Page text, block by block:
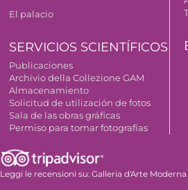
El palacio
SERVICIOS SCIENTÍFICOS
Publicaciones
Archivio della Collezione GAM
Almacenamiento
Solicitud de utilización de fotos
Sala de las obras gráficas
Permiso para tomar fotografías
Leggi le recensioni su: Galleria d'Arte Moderna